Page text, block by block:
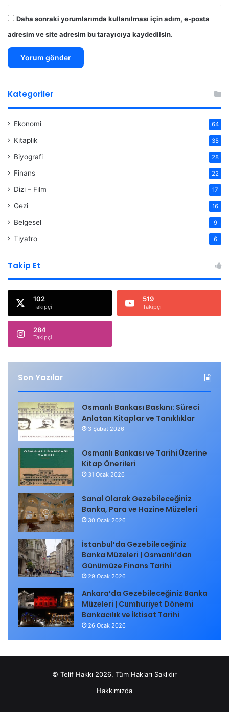
Daha sonraki yorumlarımda kullanılması için adım, e-posta
adresim ve site adresim bu tarayıcıya kaydedilsin.
Kategoriler
Ekonomi 64
Kitaplık 35
Biyografi 28
Finans 22
Dizi – Film 17
Gezi 16
Belgesel 9
Tiyatro 6
Takip Et
102
Takipçi
519
Takipçi
284
Takipçi
Son Yazılar
Osmanlı Bankası Baskını: Süreci
Anlatan Kitaplar ve Tanıklıklar
3 Şubat 2026
Osmanlı Bankası ve Tarihi Üzerine
Kitap Önerileri
31 Ocak 2026
Sanal Olarak Gezebileceğiniz
Banka, Para ve Hazine Müzeleri
30 Ocak 2026
İstanbul’da Gezebileceğiniz
Banka Müzeleri | Osmanlı’dan
Günümüze Finans Tarihi
29 Ocak 2026
Ankara’da Gezebileceğiniz Banka
Müzeleri | Cumhuriyet Dönemi
Bankacılık ve İktisat Tarihi
26 Ocak 2026
© Telif Hakkı 2026, Tüm Hakları Saklıdır
Hakkımızda